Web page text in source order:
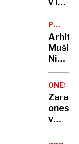
v lov
na
nov
rekord
CENTER
Mušič:
Nikoli
nisem
da je
to v
moji
sploh
Zaradi
v
delu